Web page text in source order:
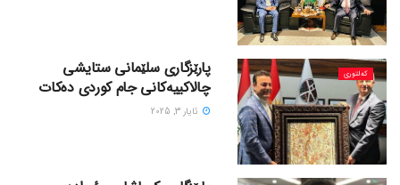
کەلتوری
پارێزگاری سلێمانی ستایشی
چالاکییەکانی جام کوردی دەکات
ئایار 3, 2025